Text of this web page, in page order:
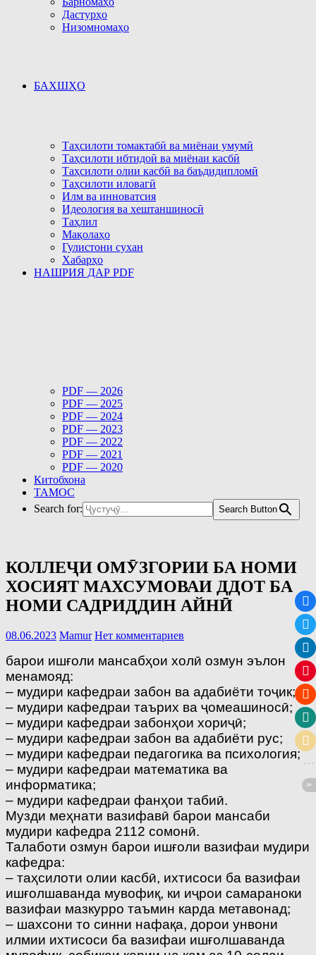
Дастурҳо
Низомномаҳо
БАХШҲО
Таҳсилоти томактабӣ ва миёнаи умумӣ
Таҳсилоти ибтидоӣ ва миёнаи касбӣ
Таҳсилоти олии касбӣ ва баъдидипломӣ
Таҳсилоти иловагӣ
Илм ва инноватсия
Идеология ва хештаншиносӣ
Таҳлил
Мақолаҳо
Гулистони сухан
Хабарҳо
НАШРИЯ ДАР PDF
PDF — 2026
PDF — 2025
PDF — 2024
PDF — 2023
PDF — 2022
PDF — 2021
PDF — 2020
Китобхона
ТАМОС
Search for:
Search Button
КОЛЛЕҶИ ОМӮЗГОРИИ БА НОМИ
ХОСИЯТ МАХСУМОВАИ ДДОТ БА
НОМИ САДРИДДИН АЙНӢ
08.06.2023 Mamur Нет комментариев
барои ишғоли мансабҳои холӣ озмун эълон
менамояд:
– мудири кафедраи забон ва адабиёти тоҷик;
– мудири кафедраи таърих ва ҷомеашиносӣ;
– мудири кафедраи забонҳои хориҷӣ;
– мудири кафедраи забон ва адабиёти рус;
– мудири кафедраи педагогика ва психология;
– мудири кафедраи математика ва
информатика;
– мудири кафедраи фанҳои табиӣ.
Музди меҳнати вазифавӣ барои мансаби
мудири кафедра 2112 сомонӣ.
Талаботи озмун барои ишғоли вазифаи мудири
кафедра:
– таҳсилоти олии касбӣ, ихтисоси ба вазифаи
ишғолшаванда мувофиқ, ки иҷрои самараноки
вазифаи мазкурро таъмин карда метавонад;
– шахсони то синни нафақа, дорои унвони
илмии ихтисоси ба вазифаи ишғолшаванда